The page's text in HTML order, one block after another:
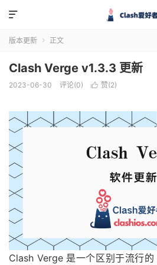

版本更新  正文
Clash Verge v1.3.3 更新
2023-06-30 评论(0)  赞(2)
Clash Verge 是一个区别于流行